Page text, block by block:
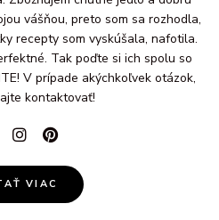
vášňou, preto som sa rozhodla,
recepty som vyskúšala, nafotila.
Tak poďte si ich spolu so
V prípade akýchkoľvek otázok,
kontaktovať!
VIAC